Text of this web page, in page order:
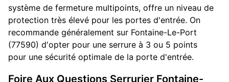
système de fermeture multipoints, offre un niveau de
protection très élevé pour les portes d'entrée. On
recommande généralement sur Fontaine-Le-Port
(77590) d'opter pour une serrure à 3 ou 5 points
pour une sécurité optimale de la porte d'entrée.
Foire Aux Questions Serrurier Fontaine-